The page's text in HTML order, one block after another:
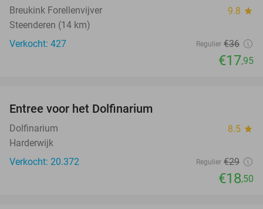
Breukink Forellenvijver 9.8 star
Steenderen (14 km)
Verkocht: 427
Regulier €36
€17,95
Entree voor het Dolfinarium
Dolfinarium 8.5 star
Harderwijk
Verkocht: 20.372
Regulier €29
€18,50